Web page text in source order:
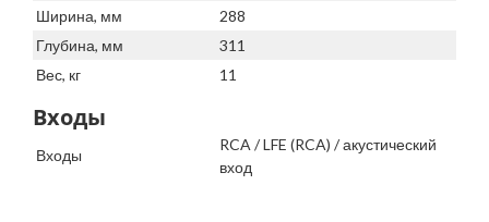
Ширина, мм
288
Глубина, мм
311
Вес, кг
11
Входы
Входы
RCA / LFE (RCA) / акустический
вход